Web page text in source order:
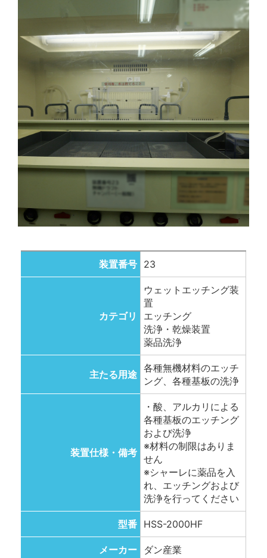
装置番号 23
カテゴリ
ウェットエッチング装
置
エッチング
洗浄・乾燥装置
薬品洗浄
主たる用途
各種無機材料のエッチ
ング、各種基板の洗浄
装置仕様・備考
・酸、アルカリによる
各種基板のエッチング
および洗浄
※材料の制限はありま
せん
※シャーレに薬品を入
れ、エッチングおよび
洗浄を行ってください
型番 HSS-2000HF
メーカー ダン産業